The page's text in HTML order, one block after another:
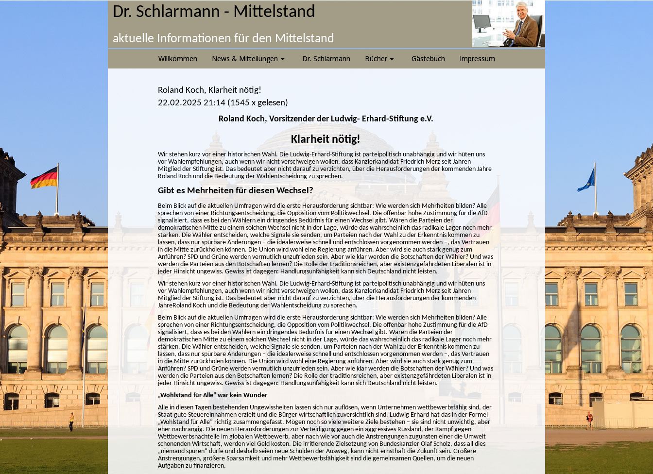
Dr. Schlarmann - Mittelstand
aktuelle Informationen für den Mittelstand
Willkommen News & Mitteilungen Dr. Schlarmann Bücher Gästebuch Impressum
Roland Koch, Klarheit nötig!
22.02.2025 21:14 (1545 x gelesen)
Roland Koch, Vorsitzender der Ludwig- Erhard-Stiftung e.V.
Klarheit nötig!
Wir stehen kurz vor einer historischen Wahl. Die Ludwig-Erhard-Stiftung ist parteipolitisch unabhängig und wir hüten uns
vor Wahlempfehlungen, auch wenn wir nicht verschweigen wollen, dass Kanzlerkandidat Friedrich Merz seit Jahren
Mitglied der Stiftung ist. Das bedeutet aber nicht darauf zu verzichten, über die Herausforderungen der kommenden Jahre
Roland Koch und die Bedeutung der Wahlentscheidung zu sprechen.
Gibt es Mehrheiten für diesen Wechsel?
Beim Blick auf die aktuellen Umfragen wird die erste Herausforderung sichtbar: Wie werden sich Mehrheiten bilden? Alle
sprechen von einer Richtungsentscheidung, die Opposition vom Politikwechsel. Die offenbar hohe Zustimmung für die AfD
signalisiert, dass es bei den Wählern ein dringendes Bedürfnis für einen Wechsel gibt. Wären die Parteien der
demokratischen Mitte zu einem solchen Wechsel nicht in der Lage, würde das wahrscheinlich das radikale Lager noch mehr
stärken. Die Wähler entscheiden, welche Signale sie senden, um Parteien nach der Wahl zu der Erkenntnis kommen zu
lassen, dass nur spürbare Änderungen – die idealerweise schnell und entschlossen vorgenommen werden –, das Vertrauen
in die Mitte zurückholen können. Die Union wird wohl eine Regierung anführen. Aber wird sie auch stark genug zum
Anführen? SPD und Grüne werden vermutlich unzufrieden sein. Aber wie klar werden die Botschaften der Wähler? Und was
werden die Parteien aus den Botschaften lernen? Die Rolle der traditionsreichen, aber existenzgefährdeten Liberalen ist in
jeder Hinsicht ungewiss. Gewiss ist dagegen: Handlungsunfähigkeit kann sich Deutschland nicht leisten.
Wir stehen kurz vor einer historischen Wahl. Die Ludwig-Erhard-Stiftung ist parteipolitisch unabhängig und wir hüten uns
vor Wahlempfehlungen, auch wenn wir nicht verschweigen wollen, dass Kanzlerkandidat Friedrich Merz seit Jahren
Mitglied der Stiftung ist. Das bedeutet aber nicht darauf zu verzichten, über die Herausforderungen der kommenden
JahreRoland Koch und die Bedeutung der Wahlentscheidung zu sprechen.
Beim Blick auf die aktuellen Umfragen wird die erste Herausforderung sichtbar: Wie werden sich Mehrheiten bilden? Alle
sprechen von einer Richtungsentscheidung, die Opposition vom Politikwechsel. Die offenbar hohe Zustimmung für die AfD
signalisiert, dass es bei den Wählern ein dringendes Bedürfnis für einen Wechsel gibt. Wären die Parteien der
demokratischen Mitte zu einem solchen Wechsel nicht in der Lage, würde das wahrscheinlich das radikale Lager noch mehr
stärken. Die Wähler entscheiden, welche Signale sie senden, um Parteien nach der Wahl zu der Erkenntnis kommen zu
lassen, dass nur spürbare Änderungen – die idealerweise schnell und entschlossen vorgenommen werden –, das Vertrauen
in die Mitte zurückholen können. Die Union wird wohl eine Regierung anführen. Aber wird sie auch stark genug zum
Anführen? SPD und Grüne werden vermutlich unzufrieden sein. Aber wie klar werden die Botschaften der Wähler? Und was
werden die Parteien aus den Botschaften lernen? Die Rolle der traditionsreichen, aber existenzgefährdeten Liberalen ist in
jeder Hinsicht ungewiss. Gewiss ist dagegen: Handlungsunfähigkeit kann sich Deutschland nicht leisten.
„Wohlstand für Alle“ war kein Wunder
Alle in diesen Tagen bestehenden Ungewissheiten lassen sich nur auflösen, wenn Unternehmen wettbewerbsfähig sind, der
Staat gute Steuereinnahmen erzielt und die Bürger wirtschaftlich zuversichtlich sind. Ludwig Erhard hat das in der Formel
„Wohlstand für Alle“ richtig zusammengefasst. Mögen noch so viele weitere Ziele bestehen – sie sind nicht unwichtig, aber
eher nachrangig. Die neuen Herausforderungen zur Verteidigung gegen ein aggressives Russland, der Kampf gegen
Wettbewerbsnachteile im globalen Wettbewerb, aber nach wie vor auch die Anstrengungen zugunsten einer die Umwelt
schonenden Wirtschaft, werden viel Geld kosten. Die irritierende Zielsetzung von Bundeskanzler Olaf Scholz, dass all dies
„niemand spüren“ dürfe und deshalb seien neue Schulden der Ausweg, kann nicht ernsthaft die Zukunft sein. Größere
Anstrengungen, größere Sparsamkeit und mehr Wettbewerbsfähigkeit sind die gemeinsamen Quellen, um die neuen
Aufgaben zu finanzieren.